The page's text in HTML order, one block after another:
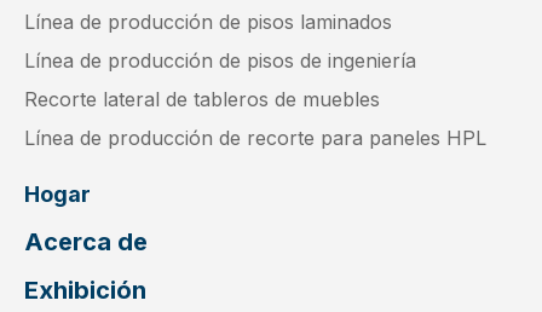
Línea de producción de pisos laminados
Línea de producción de pisos de ingeniería
Recorte lateral de tableros de muebles
Línea de producción de recorte para paneles HPL
Hogar
Acerca de
Exhibición